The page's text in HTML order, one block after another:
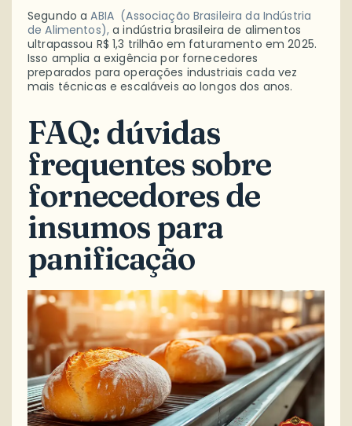
Segundo aABIA (Associação Brasileira da Indústria
de Alimentos),a indústria brasileira de alimentos
ultrapassou R$ 1,3 trilhão em faturamento em 2025.
Isso amplia a exigência por fornecedores
preparados para operações industriais cada vez
mais técnicas e escaláveis ao longos dos anos.
FAQ: dúvidas
frequentes sobre
fornecedores de
insumos para
panificação